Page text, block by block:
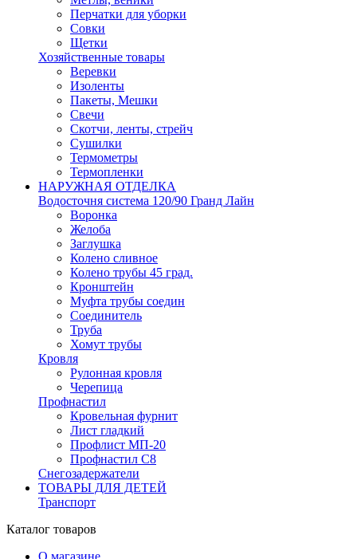
Перчатки для уборки
Совки
Щетки
Хозяйственные товары
Веревки
Изоленты
Пакеты, Мешки
Свечи
Скотчи, ленты, стрейч
Сушилки
Термометры
Термопленки
НАРУЖНАЯ ОТДЕЛКА
Водосточня система 120/90 Гранд Лайн
Воронка
Желоба
Заглушка
Колено сливное
Колено трубы 45 град.
Кронштейн
Муфта трубы соедин
Соединитель
Труба
Хомут трубы
Кровля
Рулонная кровля
Черепица
Профнастил
Кровельная фурнит
Лист гладкий
Профлист МП-20
Профнастил С8
Снегозадержатели
ТОВАРЫ ДЛЯ ДЕТЕЙ
Транспорт
Каталог товаров
О магазине